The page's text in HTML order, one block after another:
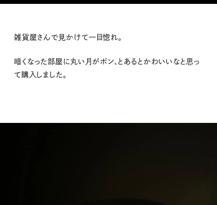
雑貨屋さんで見かけて一目惚れ。
暗くなった部屋に丸い月がポン、とあるとかわいいなと思っ
て購入しました。